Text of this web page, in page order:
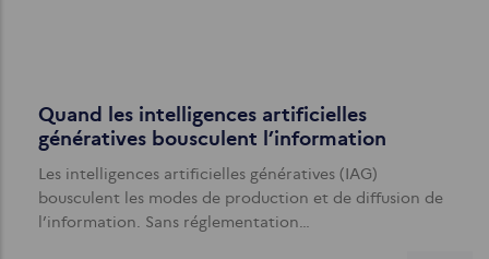
Quand les intelligences artificielles
génératives bousculent l’information
Les intelligences artificielles génératives (IAG)
bousculent les modes de production et de diffusion de
l’information. Sans réglementation…